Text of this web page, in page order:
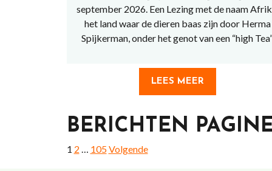
september 2026. Een Lezing met de naam
het land waar de dieren baas zijn door Herma
Spijkerman, onder het genot van een “high
LEES MEER
BERICHTEN
1 2 … 105Volgende